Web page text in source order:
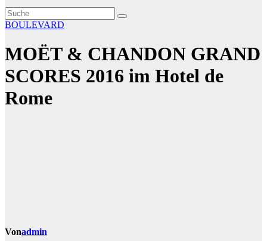
BOULEVARD
MOËT & CHANDON GRAND
SCORES 2016 im Hotel de
Rome
Vonadmin